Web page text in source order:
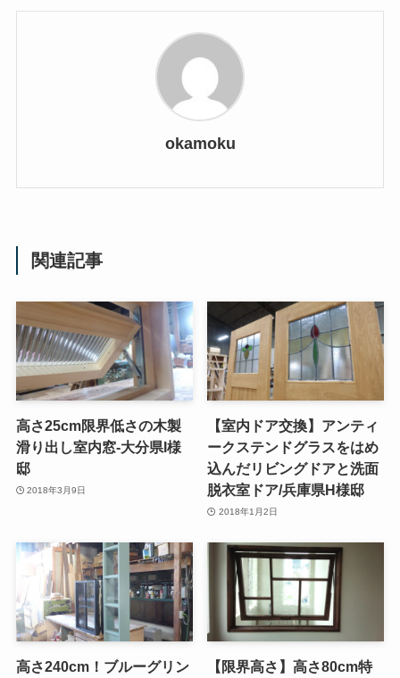
okamoku
関連記事
高さ25cm限界低さの木製
滑り出し室内窓-大分県I様
邸
2018年3月9日
【室内ドア交換】アンティ
ークステンドグラスをはめ
込んだリビングドアと洗面
脱衣室ドア/兵庫県H様邸
2018年1月2日
高さ240cm！ブルーグリン 【限界高さ】高さ80cm特